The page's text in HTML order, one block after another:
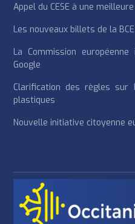
Appel du CESE à une
Les nouveaux billets de la
La Commission
Google
Clarification des règles sur
plastiques
Nouvelle initiative citoyenne